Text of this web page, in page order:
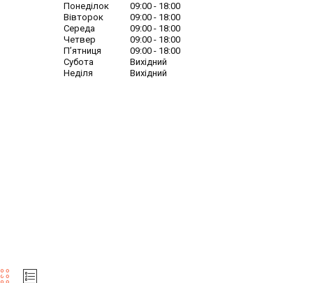
Понеділок 09:00
18:00
Вівторок
09:00
18:00
Середа
09:00
18:00
Четвер
09:00
18:00
Пʼятниця
09:00
18:00
Субота
Вихідний
Неділя
Вихідний